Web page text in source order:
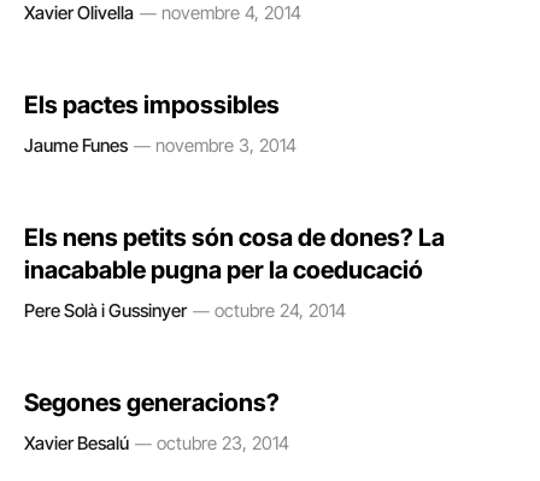
Xavier Olivella novembre 4, 2014
Els pactes impossibles
Jaume Funes novembre 3, 2014
Els nens petits són cosa de dones? La
inacabable pugna per la coeducació
Pere Solà i Gussinyer octubre 24, 2014
Segones generacions?
Xavier Besalú octubre 23, 2014